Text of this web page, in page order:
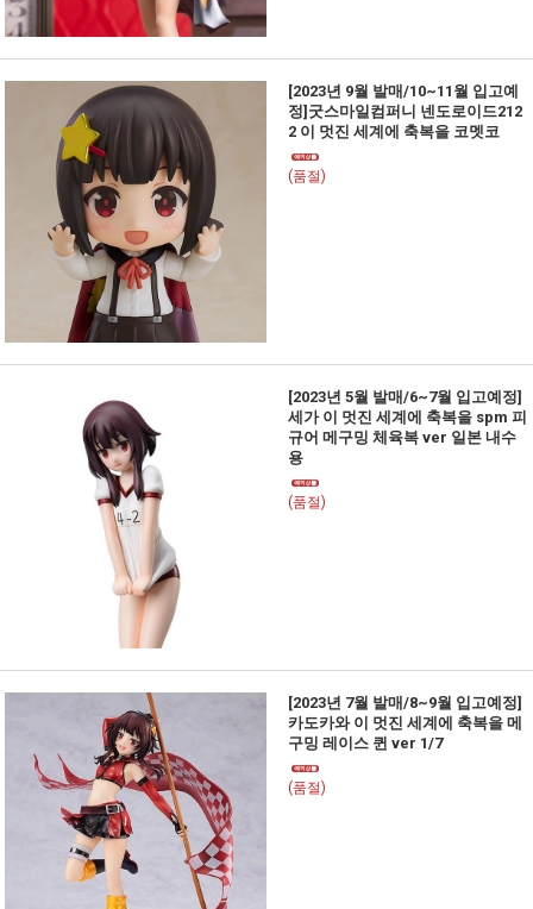
[2023년 9월 발매/10~11월 입고예
정]굿스마일컴퍼니 넨도로이드212
2 이 멋진 세계에 축복을 코멧코
(품절)
[2023년 5월 발매/6~7월 입고예정]
세가 이 멋진 세계에 축복을 spm 피
규어 메구밍 체육복 ver 일본 내수
용
(품절)
[2023년 7월 발매/8~9월 입고예정]
카도카와 이 멋진 세계에 축복을 메
구밍 레이스 퀸 ver 1/7
(품절)